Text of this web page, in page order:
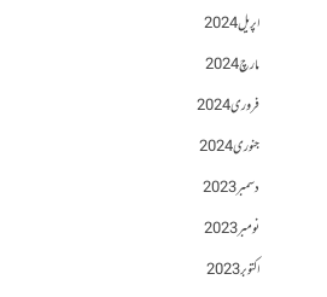
اپریل 2024
مارچ 2024
فروری 2024
جنوری 2024
دسمبر 2023
نومبر 2023
اکتوبر 2023